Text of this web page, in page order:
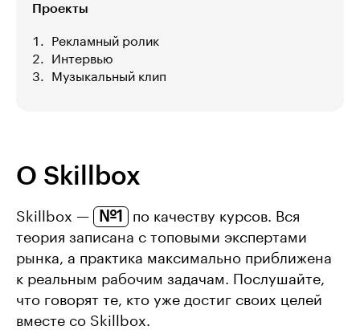
Проекты
Рекламный ролик
Интервью
Музыкальный клип
О Skillbox
Skillbox — №1
по качеству курсов. Вся
теория записана с топовыми экспертами
рынка, а практика максимально приближена
к реальным рабочим задачам. Послушайте,
что говорят те, кто уже достиг своих целей
вместе со Skillbox.